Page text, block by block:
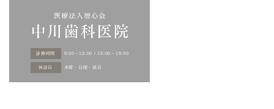
診療時間 9:00～13:00 / 15:00～19:00
休診日 木曜・日曜・祝日